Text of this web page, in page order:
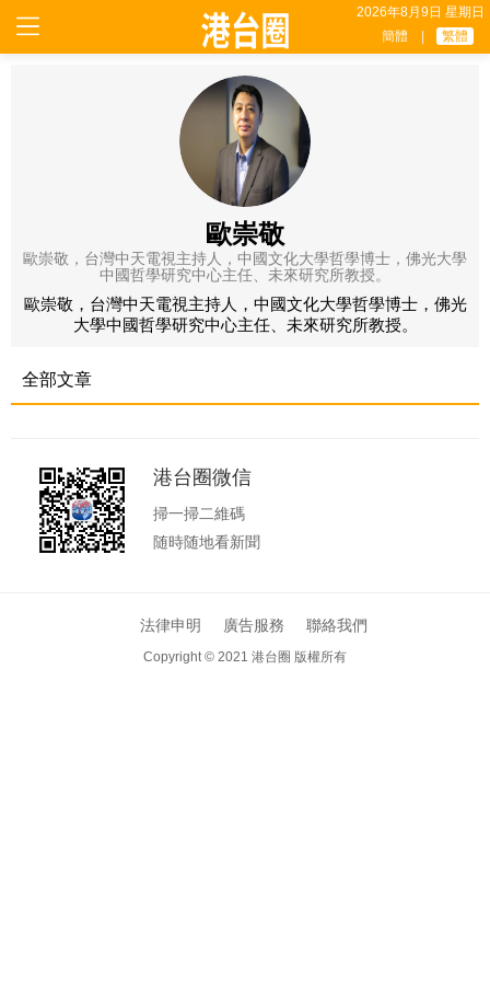
2026年8月9日 星期日
簡體
繁體
歐崇敬
歐崇敬，台灣中天電視主持人，中國文化大學哲學博士，佛光大學
中國哲學研究中心主任、未來研究所教授。
歐崇敬，台灣中天電視主持人，中國文化大學哲學博士，佛光
大學中國哲學研究中心主任、未來研究所教授。
全部文章
港台圈微信
掃一掃二維碼
随時随地看新聞
法律申明 廣告服務 聯絡我們
Copyright © 2021 港台圈 版權所有